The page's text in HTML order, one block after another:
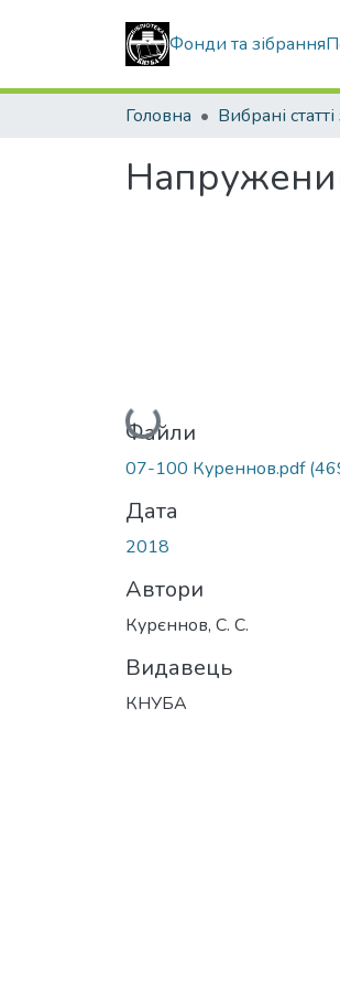
Фонди та зібрання
Головна
Вантажиться...
Файли
07-100 Куреннов.pdf
Дата
2018
Автори
Курєннов, С. С.
Видавець
КНУБА